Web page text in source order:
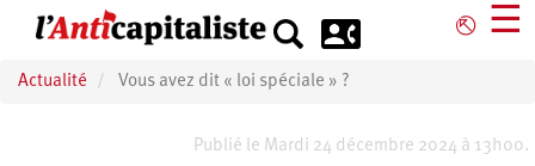
principal
⎋ ☰
Actualité Vous avez dit « loi spéciale » ?
Publié le Mardi 24 décembre 2024 à 13h00.